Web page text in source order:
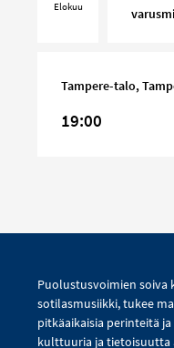
Elokuu
Tampere-talo,
19:00
Puolustusvoimien
sotilasmusiikki, tukee
pitkäaikaisia perinteitä
kulttuuria ja tietoisuutta